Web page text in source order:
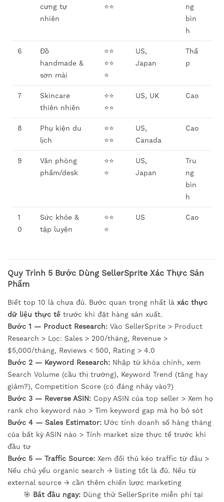
cưng tự
nhiên
⭐⭐
ng
bìn
h
6
Đồ
handmade &
sơn mài
⭐⭐
⭐⭐
⭐
US,
Japan
Thấ
p
7
Skincare
thiên nhiên
⭐⭐
⭐⭐
US, UK Cao
8
Phụ kiện du
lịch
⭐⭐
⭐⭐
US,
Canada
Cao
9
Văn phòng
phẩm/desk
⭐⭐
⭐
US,
Japan
Tru
ng
bìn
h
1
0
Sức khỏe &
tập luyện
⭐⭐
⭐
US Cao
Quy Trình 5 Bước Dùng SellerSprite Xác Thực Sản
Phẩm
Biết top 10 là chưa đủ. Bước quan trọng nhất là xác thực
dữ liệu thực tế trước khi đặt hàng sản xuất.
Bước 1 — Product Research: Vào SellerSprite > Product
Research > Lọc: Sales > 200/tháng, Revenue >
$5,000/tháng, Reviews < 500, Rating > 4.0
Bước 2 — Keyword Research: Nhập từ khóa chính, xem
Search Volume (cầu thị trường), Keyword Trend (tăng hay
giảm?), Competition Score (có đáng nhảy vào?)
Bước 3 — Reverse ASIN: Copy ASIN của top seller > Xem họ
rank cho keyword nào > Tìm keyword gap mà họ bỏ sót
Bước 4 — Sales Estimator: Ước tính doanh số hàng tháng
của bất kỳ ASIN nào > Tính market size thực tế trước khi
đầu tư
Bước 5 — Traffic Source: Xem đối thủ kéo traffic từ đâu >
Nếu chủ yếu organic search → listing tốt là đủ. Nếu từ
external source → cần thêm chiến lược marketing
🎯 Bắt đầu ngay: Dùng thử SellerSprite miễn phí tại